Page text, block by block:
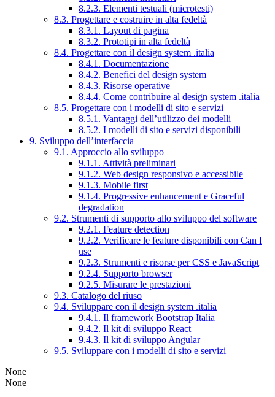
8.2.3. Elementi testuali (microtesti)
8.3. Progettare e costruire in alta fedeltà
8.3.1. Layout di pagina
8.3.2. Prototipi in alta fedeltà
8.4. Progettare con il design system .italia
8.4.1. Documentazione
8.4.2. Benefici del design system
8.4.3. Risorse operative
8.4.4. Come contribuire al design system .italia
8.5. Progettare con i modelli di sito e servizi
8.5.1. Vantaggi dell’utilizzo dei modelli
8.5.2. I modelli di sito e servizi disponibili
9. Sviluppo dell’interfaccia
9.1. Approccio allo sviluppo
9.1.1. Attività preliminari
9.1.2. Web design responsivo e accessibile
9.1.3. Mobile first
9.1.4. Progressive enhancement e Graceful
degradation
9.2. Strumenti di supporto allo sviluppo del software
9.2.1. Feature detection
9.2.2. Verificare le feature disponibili con Can I
use
9.2.3. Strumenti e risorse per CSS e JavaScript
9.2.4. Supporto browser
9.2.5. Misurare le prestazioni
9.3. Catalogo del riuso
9.4. Sviluppare con il design system .italia
9.4.1. Il framework Bootstrap Italia
9.4.2. Il kit di sviluppo React
9.4.3. Il kit di sviluppo Angular
9.5. Sviluppare con i modelli di sito e servizi
None
None